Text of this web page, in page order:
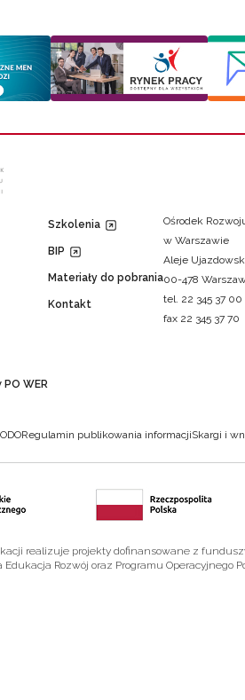
WER
Szkolenia
BIP
Materiały do pobrania
Kontakt
Ośrodek
w Warszawie
Aleje
00-478
tel. 22 345 37 00
fax 22 345 37 70
Regulamin publikowania informacjiSkargi i
realizuje projekty dofinansowane z
Rozwój oraz Programu Operacyjnego